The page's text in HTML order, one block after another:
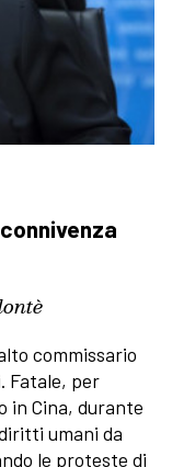
commissario
Fatale, per
in Cina, durante
umani da
le proteste di